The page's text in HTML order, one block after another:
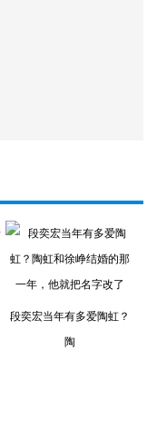
段奕宏当年有多爱陶虹？
陶